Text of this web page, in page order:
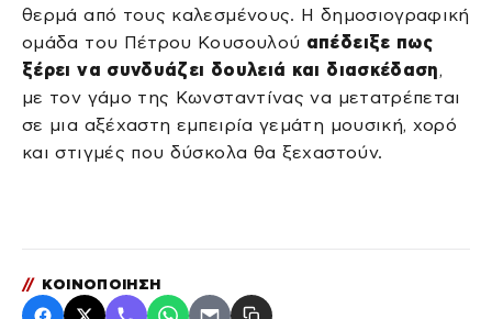
θερμά από τους καλεσμένους. Η δημοσιογραφική
ομάδα του Πέτρου Κουσουλού απέδειξε πως
ξέρει να συνδυάζει δουλειά και διασκέδαση,
με τον γάμο της Κωνσταντίνας να μετατρέπεται
σε μια αξέχαστη εμπειρία γεμάτη μουσική, χορό
και στιγμές που δύσκολα θα ξεχαστούν.
// ΚΟΙΝΟΠΟΙΗΣΗ